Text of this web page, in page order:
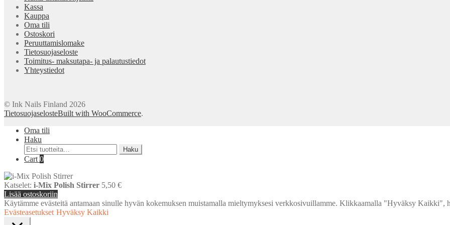
Kassa
Kauppa
Oma tili
Ostoskori
Peruuttamislomake
Tietosuojaseloste
Toimitus- maksutapa- ja palautustiedot
Yhteystiedot
© Ink Nails Finland 2026
TietosuojaselosteBuilt with WooCommerce.
Oma tili
Haku
Etsi:
Haku
Cart 0
Katselet: i-Mix Polish Stirrer 5,50 €
Lisää ostoskoriin
Käytämme evästeitä antamaan sinulle hyvän kokemuksen muistamalla mieltymyksesi verkkosivuillamme. Klikkaamalla "Hyväksy Kaikki",
Evästeasetukset Hyväksy Kaikki